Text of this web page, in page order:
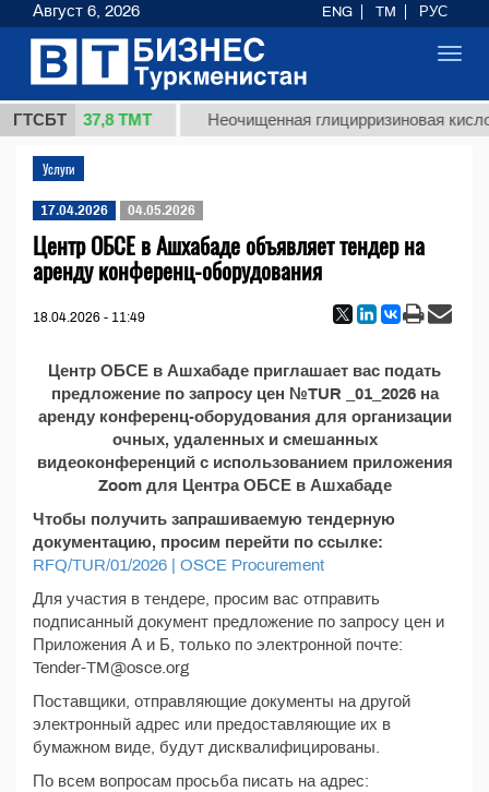
ГТСБТ
1 (кг.) 37,8 ТМТ Неочищенная глицирризиновая
Услуги
17.04.2026 04.05.2026
Центр ОБСЕ в Ашхабаде объявляет тендер на
аренду конференц-оборудования
18.04.2026 - 11:49
Центр ОБСЕ в Ашхабаде приглашает вас подать
предложение по запросу цен №TUR _01_2026 на
аренду конференц-оборудования для организации
очных, удаленных и смешанных
видеоконференций с использованием приложения
Zoom для Центра ОБСЕ в Ашхабаде
Чтобы получить запрашиваемую тендерную
документацию, просим перейти по ссылке:
RFQ/TUR/01/2026 | OSCE Procurement
Для участия в тендере, просим вас отправить
подписанный документ предложение по запросу цен и
Приложения А и Б, только по электронной почте:
Tender-TM@osce.org
Поставщики, отправляющие документы на другой
электронный адрес или предоставляющие их в
бумажном виде, будут дисквалифицированы.
По всем вопросам просьба писать на адрес:
Август 6, 2026 ENG TM РУС